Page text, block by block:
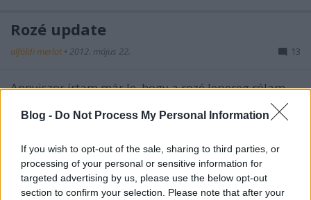
Blog - Do Not Process My Personal Information
If you wish to opt-out of the sale, sharing to third parties, or
processing of your personal or sensitive information for
targeted advertising by us, please use the below opt-out
section to confirm your selection. Please note that after your
Rozé update
alföldi merlot • 2012. május 22. 13
Annyiszor írtam már le, hogy a rozé lepereg rólam,
vagy én pattanok le róla, hogy a rosszul leplezett
önismétlés helyett inkábblinkelek. A ...
Villány Reloaded
Octopus•2012. május 21.